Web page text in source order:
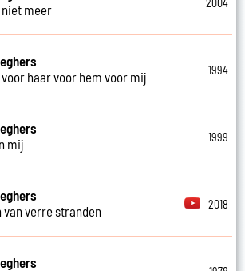
niet meer
voor haar voor hem voor mij
1994
mij
1999
van verre stranden
2018